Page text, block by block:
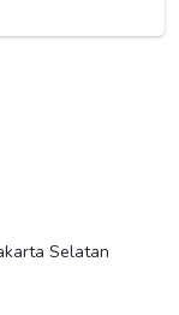
Selatan